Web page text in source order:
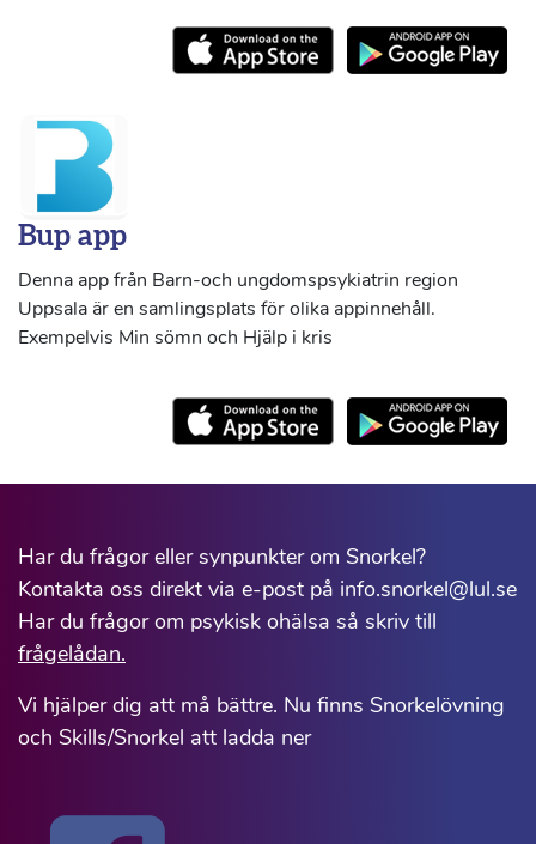
Bup app
Denna app från Barn-och ungdomspsykiatrin region
Uppsala är en samlingsplats för olika appinnehåll.
Exempelvis Min sömn och Hjälp i kris
Har du frågor eller synpunkter om Snorkel?
Kontakta oss direkt via e-post på info.snorkel@lul.se
Har du frågor om psykisk ohälsa så skriv till
frågelådan.
Vi hjälper dig att må bättre. Nu finns Snorkelövning
och Skills/Snorkel att ladda ner